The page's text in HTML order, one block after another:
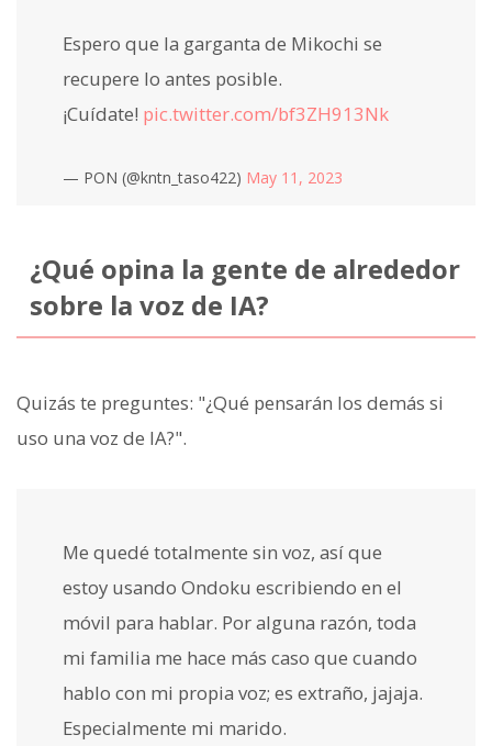
Espero que la garganta de Mikochi se
recupere lo antes posible.
¡Cuídate! pic.twitter.com/bf3ZH913Nk
— PON (@kntn_taso422) May 11, 2023
¿Qué opina la gente de alrededor
sobre la voz de IA?
Quizás te preguntes: "¿Qué pensarán los demás si
uso una voz de IA?".
Me quedé totalmente sin voz, así que
estoy usando Ondoku escribiendo en el
móvil para hablar. Por alguna razón, toda
mi familia me hace más caso que cuando
hablo con mi propia voz; es extraño, jajaja.
Especialmente mi marido.